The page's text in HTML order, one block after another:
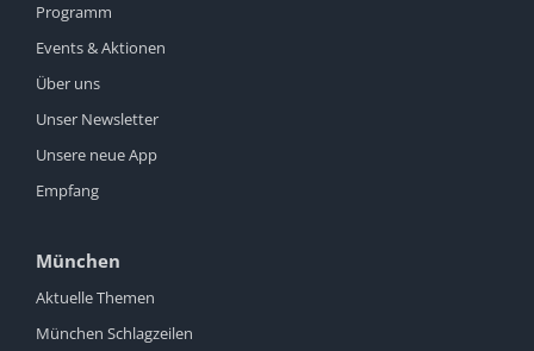
Programm
Events & Aktionen
Über uns
Unser Newsletter
Unsere neue App
Empfang
München
Aktuelle Themen
München Schlagzeilen